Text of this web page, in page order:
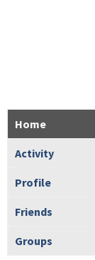
Home
Activity
Profile
Friends
Groups